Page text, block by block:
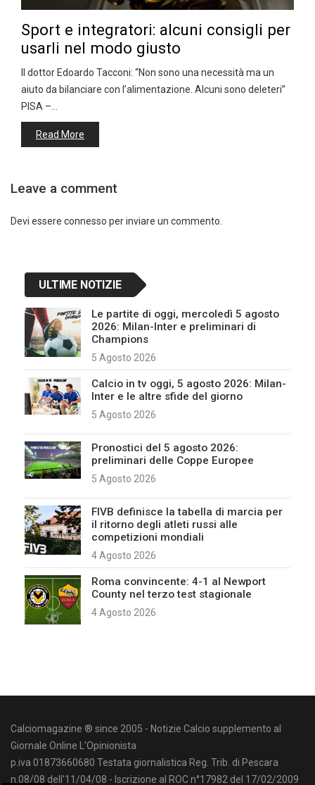
Sport e integratori: alcuni consigli per
usarli nel modo giusto
Il dottor Edoardo Tacconi: “Non sono una necessità ma un
aiuto da bilanciare con l’alimentazione. Alcuni sono deleteri”
PISA –…
Read More
Leave a comment
Devi essere connesso per inviare un commento.
ULTIME NOTIZIE
Le partite di oggi, mercoledì 5 agosto
2026: Milan-Inter e preliminari di
Champions
5 Agosto 2026
Calcio in tv oggi, 5 agosto 2026: Milan-
Inter e le altre sfide del giorno
5 Agosto 2026
Pronostici del 5 agosto 2026:
preliminari delle Coppe Europee
5 Agosto 2026
FIVB definisce la tabella di marcia per
il ritorno degli atleti russi alle
competizioni mondiali
4 Agosto 2026
Roma convincente: 4-1 al Newport
County nel terzo test stagionale
4 Agosto 2026
Calciomagazine ® since 2005 - Notizie Calcio supplemento al
Giornale Online L'Opinionista
p.iva 01873660680 Testata giornalistica Reg. Trib. di Pescara
n.08/08 dell'11/04/08 - Iscrizione al ROC n°17982 del 17/02/2009